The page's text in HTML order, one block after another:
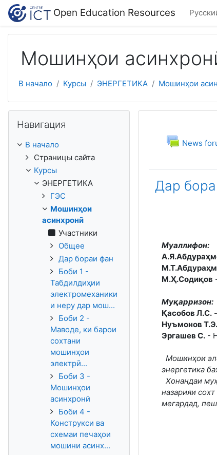
Перейти к основному содержанию
Open Education Resources
Мошинҳои
В начало Курсы ЭНЕРГЕТИКА Мошинҳои
ОбщееNews
Дар
Муаллифон:
М.Ҳ.Содиқов
Муқарризон:
Қасобов Л.С.-
Нуъмонов Т.Э.
Эргашев С.-
Мошинҳои
энергетика
Хонандаи
назарияи
мегардад,
Навигация
В начало
Страницы сайта
Курсы
ЭНЕРГЕТИКА
ГЭС
Мошинҳои
асинхронӣ
Участники
Общее
Дар бораи фан
Боби 1 -
Табдилдиҳии
электромеханики
и неру дар мош...
Боби 2 -
Маводе, ки барои
сохтани
мошинҳои
электрӣ...
Боби 3 -
Мошинҳои
асинхронӣ
Боби 4 -
Конструкси ва
схемаи печаҳои
мошини асинх...